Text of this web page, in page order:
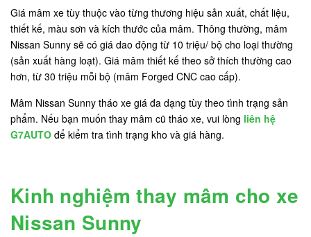
Giá mâm xe tùy thuộc vào từng thương hiệu sản xuất, chất liệu,
thiết kế, màu sơn và kích thước của mâm. Thông thường, mâm
Nissan Sunny sẽ có giá dao động từ 10 triệu/ bộ cho loại thường
(sản xuất hàng loạt). Giá mâm thiết kế theo sở thích thường cao
hơn, từ 30 triệu mỗi bộ (mâm Forged CNC cao cấp).
Mâm Nissan Sunny tháo xe giá đa dạng tùy theo tình trạng sản
phẩm. Nếu bạn muốn thay mâm cũ tháo xe, vui lòng liên hệ
G7AUTO để kiểm tra tình trạng kho và giá hàng.
Kinh nghiệm thay mâm cho xe
Nissan Sunny